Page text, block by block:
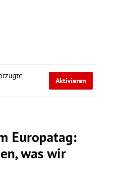
Aktivieren
Europatag:
was wir